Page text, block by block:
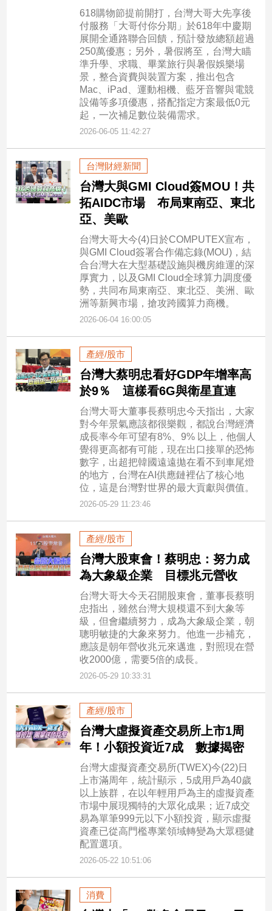
618購物節提前開打，台灣大哥大先享後
付服務「大哥付你分期」於618年中慶期
展開全通路聯合回饋，預計發放總額超過
250萬優惠；另外，暑假將至，台灣大瞄
準升學、求職、畢業旅行與暑假娛樂場
景，整合資費與裝置方案，推出包含
Mac、iPad、運動相機、藍牙音響與電競
設備等多項優惠，搭配指定方案最低0元
起，一次補足數位裝備需求。
2026-06-05 11:42:27
台灣財經新聞
台灣大與GMI Cloud簽MOU！共
拓AIDC市場 布局東南亞、東北
亞、美歐
台灣大哥大今(4)日於COMPUTEX宣布，
與GMI Cloud簽署合作備忘錄(MOU)，結
合台灣大在大型基礎設施與機房維運的深
厚實力，以及GMI Cloud全球算力調度優
勢，共同布局東南亞、東北亞、美洲、歐
洲等新興市場，搶攻跨國算力商機。
2026-06-04 16:00:05
產經/股市
台灣大蔡明忠看好GDP年增率高
於9％ 這樣看6G與衛星直連
台灣大哥大董事長蔡明忠今天指出，大家
對今年景氣應該都很樂觀，都說台灣經濟
成長率今年可望有8%、9% 以上，他個人
覺得更高都有可能，現在出口接單的恐怖
數字，出超把韓國遠遠拋在看不到車尾燈
的地方，台灣在AI供應鏈裡佔了核心地
位，這是台灣對世界的最大貢獻與價值。
2026-05-29 11:23:46
產經/股市
台灣大股東會！蔡明忠：努力成
為大象級企業 目標兆元營收
台灣大哥大今天召開股東會，董事長蔡明
忠指出，雖然台灣大規模還不到大象等
級，但會繼續努力，成為大象級企業，朝
聰明敏捷的大象來努力。他進一步補充，
應該是朝年營收兆元來邁進，對照現在營
收2000億，需要5倍的成長。
2026-05-29 10:33:31
產經/股市
台灣大虛擬資產交易所上市1周
年！小額投資近7成 數據揭密
台灣大虛擬資產交易所(TWEX)今(22)日
上市滿周年，統計顯示，5成用戶為40歲
以上族群，在以年輕用戶為主的虛擬資產
市場中展現獨特的大眾化成果；近7成交
易為單筆999元以下小額投資，顯示虛擬
資產已從高門檻專業領域轉變為大眾穩健
配置選項。
2026-05-22 10:51:06
消費